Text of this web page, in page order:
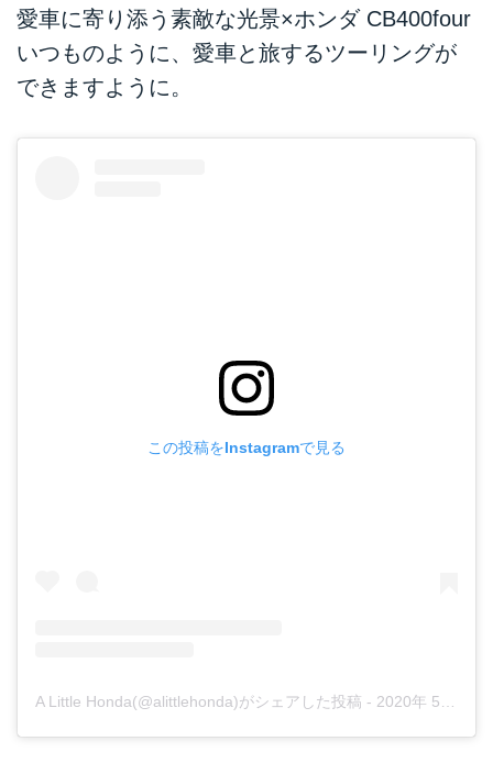
愛車に寄り添う素敵な光景×ホンダ CB400four
いつものように、愛車と旅するツーリングが
できますように。
この投稿をInstagramで見る
A Little Honda(@alittlehonda)がシェアした投稿 - 2020年 5月月23日午前3時14分PDT